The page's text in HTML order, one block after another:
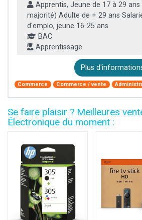
Apprentis, Jeune de 17 à 29
majorité) Adulte de + 29 ans
d'emplo, jeune 16-25 ans
BAC
Apprentissage
Plus
Commerce Commerce / vente
Se faire plaisir ? Meilleures
Électronique du moment :